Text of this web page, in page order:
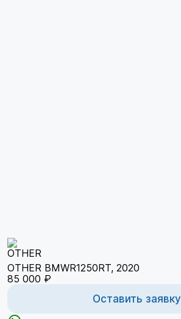
OTHER BMWR1250RT, 2020
85 000 ₽
Оставить заявку